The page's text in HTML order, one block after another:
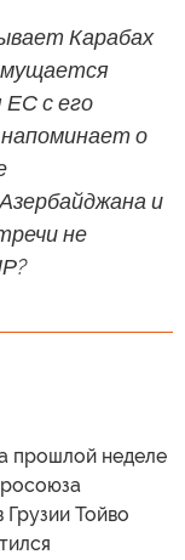
Карабах
с его
о
и
не
прошлой неделе
Тойво